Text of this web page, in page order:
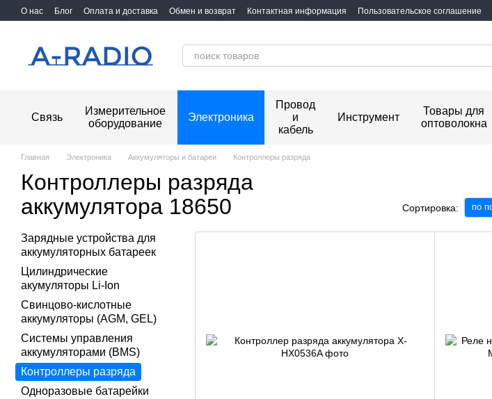
Перейти к основному контенту
О нас Блог Оплата и доставка Обмен и возврат Контактная информация Пользовательское соглашение
Связь
Измерительное
оборудование
Электроника
Провод
и
кабель
Инструмент
Товары для
оптоволокна
Главная Электроника Аккумуляторы и батареи Контроллеры разряда
Контроллеры разряда
аккумулятора 18650
Сортировка: по
Зарядные устройства для
аккумуляторных батареек
Цилиндрические
акумуляторы Li-Ion
Свинцово-кислотные
аккумуляторы (AGM, GEL)
Системы управления
аккумуляторами (BMS)
Контроллеры разряда
Одноразовые батарейки